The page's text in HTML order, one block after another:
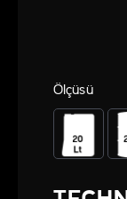
Ölçüsü